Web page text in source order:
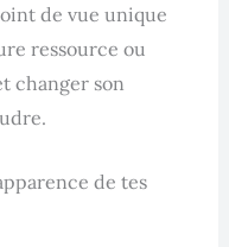
de vue unique
ressource ou
changer son
de tes